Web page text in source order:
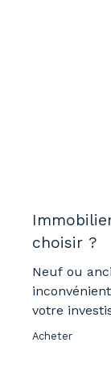
choisir ?
Neuf ou
votre
Acheter